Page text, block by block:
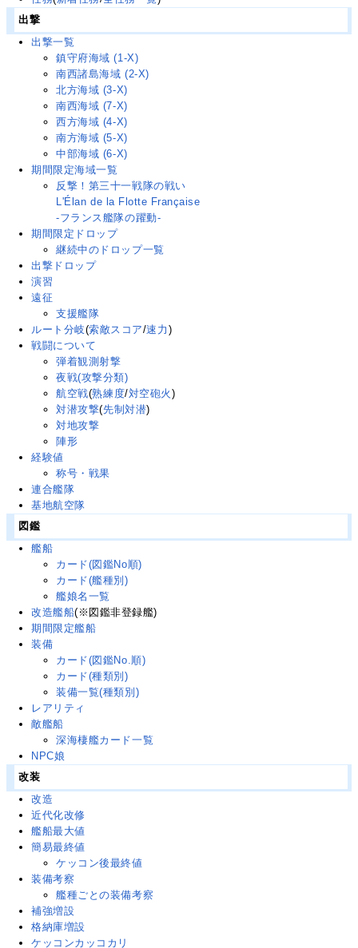
出撃
出撃一覧
鎮守府海域 (1-X)
南西諸島海域 (2-X)
北方海域 (3-X)
南西海域 (7-X)
西方海域 (4-X)
南方海域 (5-X)
中部海域 (6-X)
期間限定海域一覧
反撃！第三十一戦隊の戦い
L'Élan de la Flotte Française
-フランス艦隊の躍動-
期間限定ドロップ
継続中のドロップ一覧
出撃ドロップ
演習
遠征
支援艦隊
ルート分岐(索敵スコア/速力 )
戦闘について
弾着観測射撃
夜戦(攻撃分類)
航空戦(熟練度/対空砲火 )
対潜攻撃(先制対潜)
対地攻撃
陣形
経験値
称号・戦果
連合艦隊
基地航空隊
図鑑
艦船
カード(図鑑No順)
カード(艦種別)
艦娘名一覧
改造艦船(※図鑑非登録艦)
期間限定艦船
装備
カード(図鑑No.順)
カード(種類別)
装備一覧(種類別)
レアリティ
敵艦船
深海棲艦カード一覧
NPC娘
改装
改造
近代化改修
艦船最大値
簡易最終値
ケッコン後最終値
装備考察
艦種ごとの装備考察
補強増設
格納庫増設
ケッコンカッコカリ